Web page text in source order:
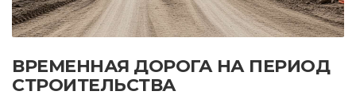
ВРЕМЕННАЯ ДОРОГА НА ПЕРИОД
СТРОИТЕЛЬСТВА